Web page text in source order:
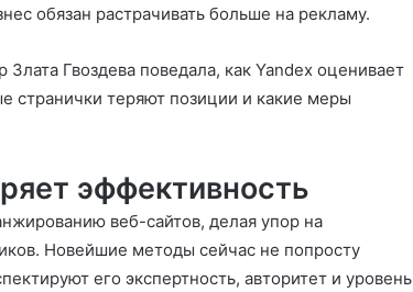
обязан растрачивать больше на рекламу.
Злата Гвоздева поведала, как Yandex оценивает
странички теряют позиции и какие меры
эффективность
веб-сайтов, делая упор на
Новейшие методы сейчас не попросту
его экспертность, авторитет и уровень